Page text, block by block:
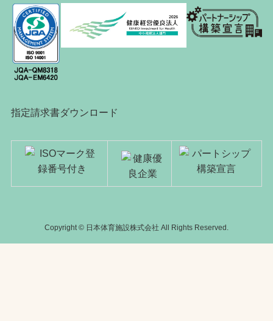
指定請求書ダウンロード
Copyright © 日本体育施設株式会社 All Rights Reserved.